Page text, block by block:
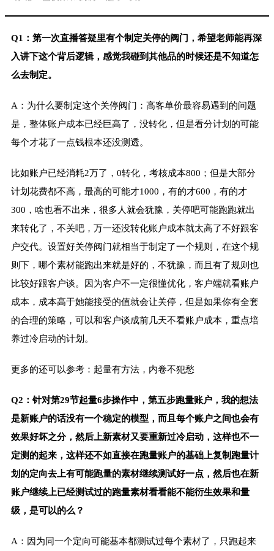
“
Q1：第一次直播答疑里有个制定关停的阀门，希望老师能再深
入讲下这个背后逻辑，感觉我碰到其他品的时候还是不知道怎
么去制定。
A：为什么要制定这个关停阀门：高客单价最容易遇到的问题
是，整体账户成本已经巨高了，没转化，但是看分计划的可能
每个才花了一点钱根本还没测透。
比如账户已经消耗2万了，0转化，考核成本800；但是大部分
计划花费都不高，最高的可能才1000，有的才600，有的才
300，啥也看不出来，很多人就会犹豫，关停吧可能跑跑就出
来转化了，不关吧，万一还没转化账户成本就太高了不好跟客
户交代。设置好关停阀门就相当于制定了一个规则，在这个规
则下，哪个素材能跑出来就是好的，不犹豫，而且有了规则也
比较好跟客户谈。因为客户不一定很懂优化，客户端就看账户
成本，成本高于她能接受的值就会让关停，但是如果你有全套
的合理的策略，可以和客户谈成前几天不看账户成本，重点培
养过冷启动的计划。
更多的还可以参考：起量有方法，内卷不犯愁
Q2：针对第29节起量6步操作中，第五步跑量账户，我的想法
是新账户的话没有一个稳定的模型，而且每个账户之间也会有
效果好坏之分，然后上新素材又要重新过冷启动，这样也不一
定测的起来，这样还不如直接在跑量账户的基础上复制跑量计
划的定向去上有可能跑量的素材继续测试好一点，然后也在新
账户继续上已经测试过的跑量素材看看能不能衍生效果和量
级，是可以的么？
A：因为同一个定向可能基本都测试过每个素材了，只跑起来